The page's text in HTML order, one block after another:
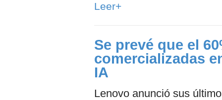
Leer+
Se prevé que el
comercializadas
IA
Lenovo anunció sus